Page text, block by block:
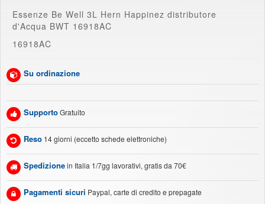
Essenze Be Well 3L Hern Happinez distributore
d'Acqua BWT 16918AC
16918AC
Su ordinazione
SupportoGratuito
Reso 14 giorni (eccetto schede elettroniche)
Spedizionein Italia 1/7gg lavorativi, gratis da 70€
Pagamenti sicuri Paypal, carte di credito e prepagate